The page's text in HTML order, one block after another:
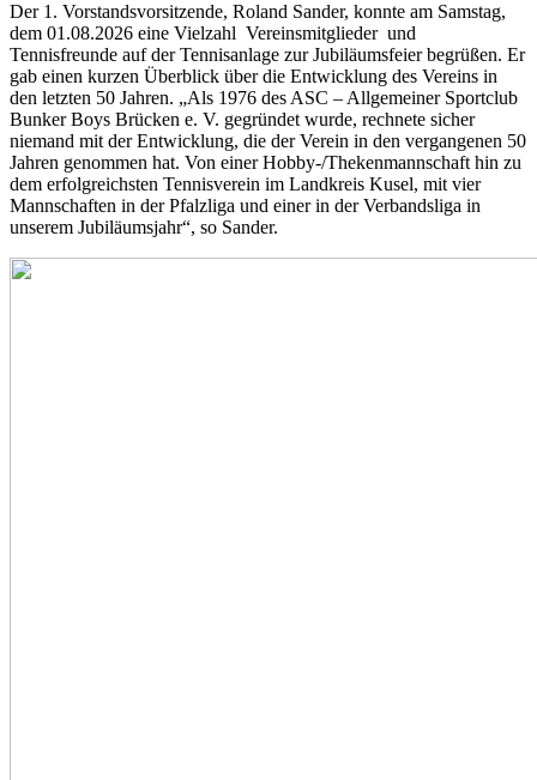
Der 1. Vorstandsvorsitzende, Roland Sander, konnte am Samstag,
dem 01.08.2026 eine Vielzahl Vereinsmitglieder und
Tennisfreunde auf der Tennisanlage zur Jubiläumsfeier begrüßen. Er
gab einen kurzen Überblick über die Entwicklung des Vereins in
den letzten 50 Jahren. „Als 1976 des ASC – Allgemeiner Sportclub
Bunker Boys Brücken e. V. gegründet wurde, rechnete sicher
niemand mit der Entwicklung, die der Verein in den vergangenen 50
Jahren genommen hat. Von einer Hobby-/Thekenmannschaft hin zu
dem erfolgreichsten Tennisverein im Landkreis Kusel, mit vier
Mannschaften in der Pfalzliga und einer in der Verbandsliga in
unserem Jubiläumsjahr“, so Sander.